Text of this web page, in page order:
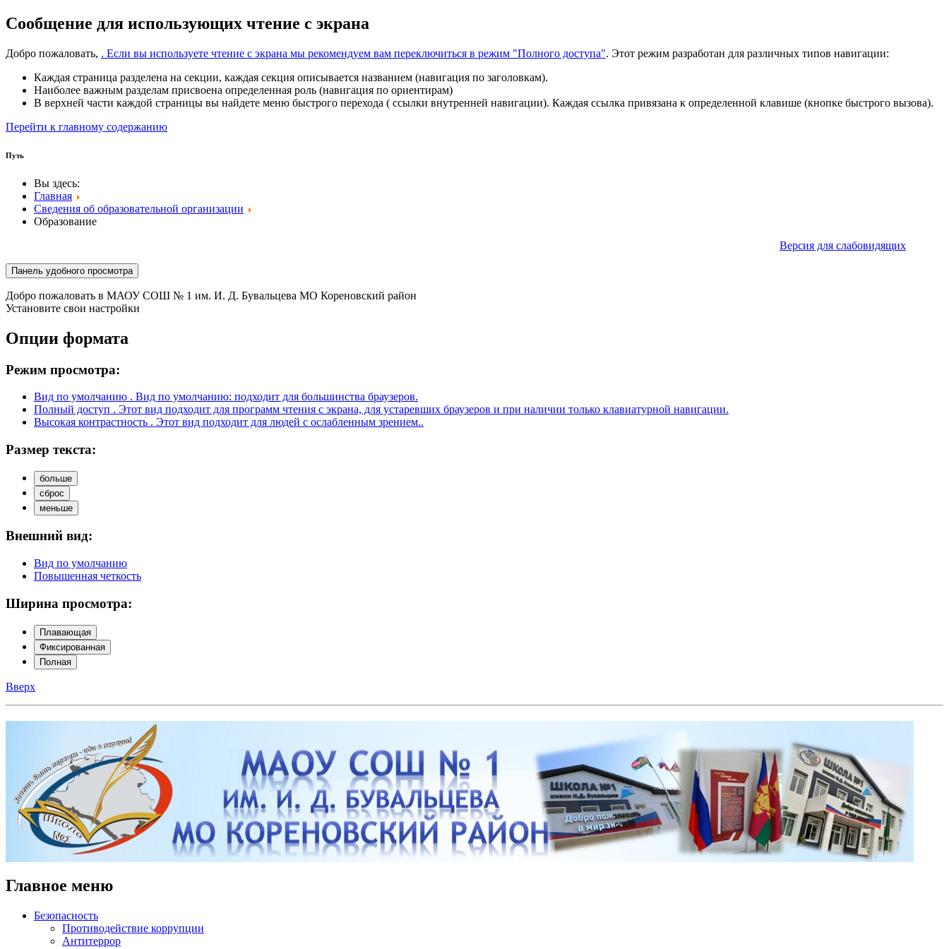
Сообщение для использующих чтение с экрана
Добро пожаловать, . Если вы используете чтение с экрана мы рекомендуем вам переключиться в режим "Полного доступа". Этот режим разработан для различных типов навигации:
Каждая страница разделена на секции, каждая секция описывается названием (навигация по заголовкам).
Наиболее важным разделам присвоена определенная роль (навигация по ориентирам)
В верхней части каждой страницы вы найдете меню быстрого перехода ( ссылки внутренней навигации). Каждая ссылка привязана к определенной клавише (кнопке быстрого вызова).
Перейти к главному содержанию
Путь
Вы здесь:
Главная
Сведения об образовательной организации
Образование
Версия для слабовидящих
Панель удобного просмотра
Добро пожаловать в МАОУ СОШ № 1 им. И. Д. Бувальцева МО Кореновский район
Установите свои настройки
Опции формата
Режим просмотра:
Вид по умолчанию . Вид по умолчанию: подходит для большинства браузеров.
Полный доступ . Этот вид подходит для программ чтения с экрана, для устаревших браузеров и при наличии только клавиатурной навигации.
Высокая контрастность . Этот вид подходит для людей с ослабленным зрением..
Размер текста:
больше
сброс
меньше
Внешний вид:
Вид по умолчанию
Повышенная четкость
Ширина просмотра:
Плавающая
Фиксированная
Полная
Вверх
Главное меню
Безопасность
Противодействие коррупции
Антитеррор